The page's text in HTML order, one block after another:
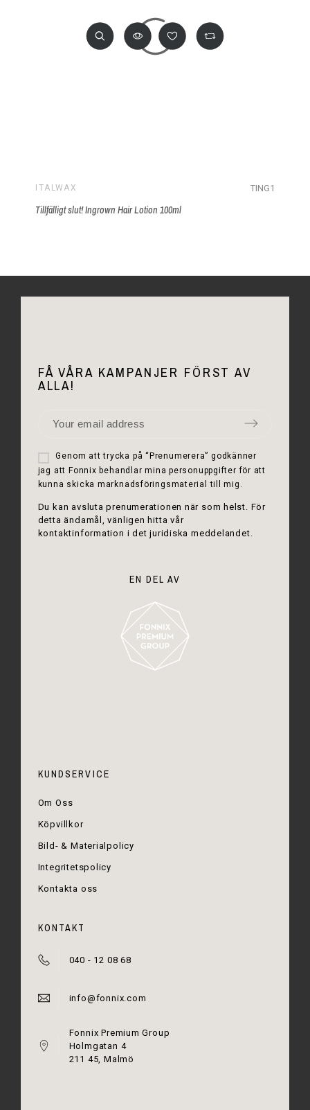
ITALWAX TING1
Tillfälligt slut! Ingrown Hair Lotion 100ml
FÅ VÅRA KAMPANJER FÖRST AV
ALLA!
Genom att trycka på “Prenumerera” godkänner
jag att Fonnix behandlar mina personuppgifter för att
kunna skicka marknadsföringsmaterial till mig.
Du kan avsluta prenumerationen när som helst. För
detta ändamål, vänligen hitta vår
kontaktinformation i det juridiska meddelandet.
EN DEL AV
KUNDSERVICE
Om Oss
Köpvillkor
Bild- & Materialpolicy
Integritetspolicy
Kontakta oss
KONTAKT
040 - 12 08 68
info@fonnix.com
Fonnix Premium Group
Holmgatan 4
211 45, Malmö